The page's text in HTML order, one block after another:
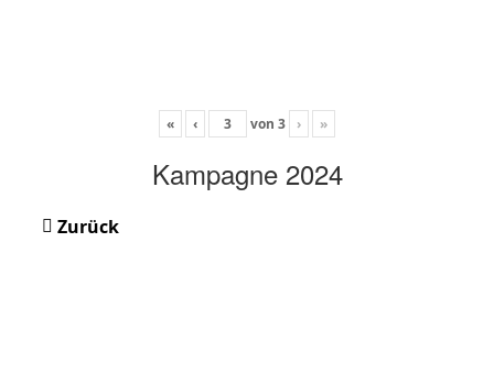
« ‹ von 3 › »
Kampagne 2024
Zurück